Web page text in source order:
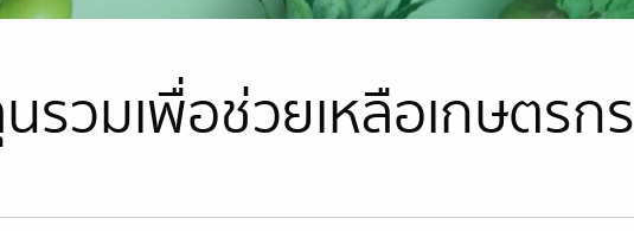
รวมเพื่อช่วยเหลือเกษตรกร